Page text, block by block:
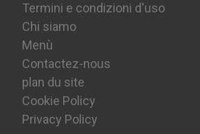
Termini e condizioni d'uso
Chi siamo
Menù
Contactez-nous
plan du site
Cookie Policy
Privacy Policy